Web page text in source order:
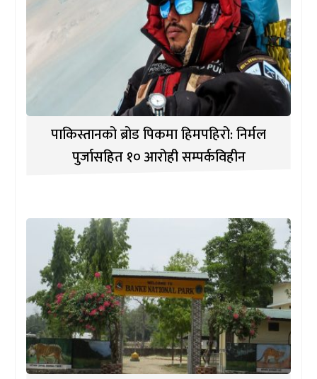
पाकिस्तानको ब्रोड पिकमा हिमपहिरो: निर्मल
पुर्जासहित १० आरोही सम्पर्कविहीन